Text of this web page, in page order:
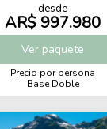
desde
AR$ 997.980
Ver paquete
Precio por persona
Base Doble